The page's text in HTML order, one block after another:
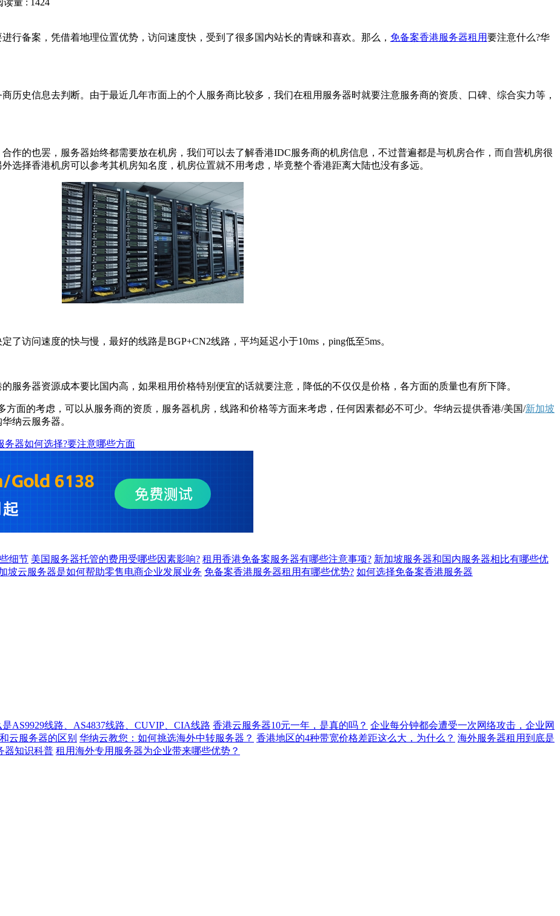
读量 : 1424
备案，凭借着地理位置优势，访问速度快，受到了很多国内站长的青睐和喜欢。那么， 免备案香港服务器租用要注意什么?华
史信息去判断。由于最近几年市面上的个人服务商比较多，我们在租用服务器时就要注意服务商的资质、口碑、综合实力等，
合作的也罢，服务器始终都需要放在机房，我们可以去了解香港IDC服务商的机房信息，不过普遍都是与机房合作，而自营机房很
选择香港机房可以参考其机房知名度，机房位置就不用考虑，毕竟整个香港距离大陆也没有多远。
问速度的快与慢，最好的线路是BGP+CN2线路，平均延迟小于10ms，ping低至5ms。
务器资源成本要比国内高，如果租用价格特别便宜的话就要注意，降低的不仅仅是价格，各方面的质量也有所下降。
的考虑，可以从服务商的资质，服务器机房，线路和价格等方面来考虑，任何因素都必不可少。华纳云提供香港/美国/新加坡
纳云服务器。
务器如何选择?要注意哪些方面
细节 美国服务器托管的费用受哪些因素影响? 租用香港免备案服务器有哪些注意事项? 新加坡服务器和国内服务器相比有哪些优
坡云服务器是如何帮助零售电商企业发展业务 免备案香港服务器租用有哪些优势? 如何选择免备案香港服务器
AS9929线路、AS4837线路、CUVIP、CIA线路 香港云服务器10元一年，是真的吗？ 企业每分钟都会遭受一次网络攻击，企业网
云服务器的区别 华纳云教您：如何挑选海外中转服务器？ 香港地区的4种带宽价格差距这么大，为什么？ 海外服务器租用到底是
器知识科普 租用海外专用服务器为企业带来哪些优势？